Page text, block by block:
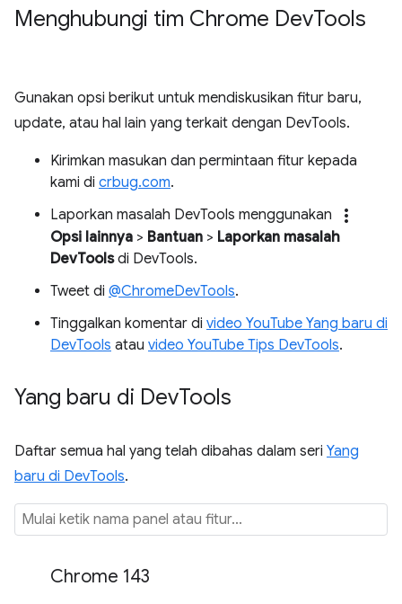
Menghubungi tim Chrome DevTools
Gunakan opsi berikut untuk mendiskusikan fitur baru,
update, atau hal lain yang terkait dengan DevTools.
Kirimkan masukan dan permintaan fitur kepada
kami di crbug.com.
Laporkan masalah DevTools menggunakan
more_vert
Opsi lainnya > Bantuan > Laporkan masalah
DevToolsdi DevTools.
Tweet di @ChromeDevTools.
Tinggalkan komentar di video YouTube Yang baru di
DevTools atau video YouTube Tips DevTools.
Yang baru di DevTools
Daftar semua hal yang telah dibahas dalam seri Yang
baru di DevTools.
Chrome 143